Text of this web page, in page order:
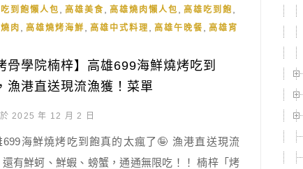
到飽懶人包 高雄美食 高雄燒肉懶人包 高雄吃到飽
肉 高雄燒烤海鮮 高雄中式料理 高雄午晚餐
高雄宵
骨學院楠梓】高雄699海鮮燒烤吃到
漁港直送現流漁獲！菜單
2025 年 12 月 2 日
699海鮮燒烤吃到飽真的太瘋了🤪 漁港直送現流
還有鮮蚵、鮮蝦、螃蟹，通通無限吃！！ 楠梓「烤